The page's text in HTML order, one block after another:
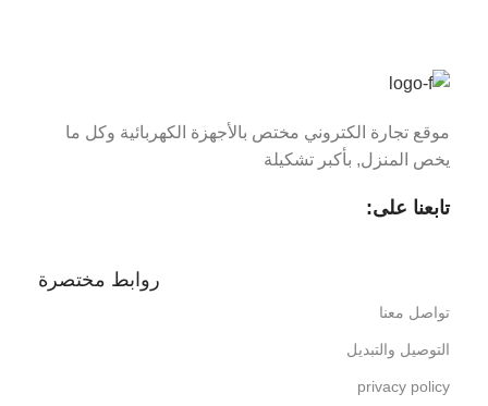
موقع تجارة الكتروني مختص بالأجهزة الكهربائية وكل ما
يخص المنزل, بأكبر تشكيلة
تابعنا على:
روابط مختصرة
تواصل معنا
التوصيل والتبديل
privacy policy